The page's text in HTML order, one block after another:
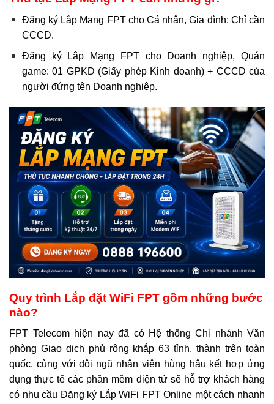
Đăng ký Lắp Mạng FPT cho Cá nhân, Gia đình: Chỉ cần
CCCD.
Đăng ký Lắp Mạng FPT cho Doanh nghiệp, Quán
game: 01 GPKD (Giấy phép Kinh doanh) + CCCD của
người đứng tên Doanh nghiệp.
Quy trình Lắp đặt WiFi FPT gồm những bước
nào?
FPT Telecom hiện nay đã có Hệ thống Chi nhánh Văn
phòng Giao dịch phủ rộng khắp 63 tỉnh, thành trên toàn
quốc, cùng với đội ngũ nhân viên hùng hậu kết hợp ứng
dụng thực tế các phần mềm điện tử sẽ hỗ trợ khách hàng
có nhu cầu Đăng ký Lắp WiFi FPT Online một cách nhanh